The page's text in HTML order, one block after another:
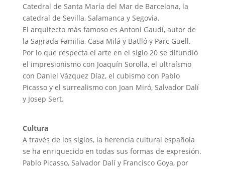
Catedral de Santa María del Mar de Barcelona, la
catedral de Sevilla, Salamanca y Segovia.
El arquitecto más famoso es Antoni Gaudí, autor de
la Sagrada Familia, Casa Milá y Batlló y Parc Guell.
Por lo que respecta el arte en el siglo 20 se difundió
el impresionismo con Joaquín Sorolla, el ultraísmo
con Daniel Vázquez Díaz, el cubismo con Pablo
Picasso y el surrealismo con Joan Miró, Salvador Dalí
y Josep Sert.
Cultura
A través de los siglos, la herencia cultural española
se ha enriquecido en todas sus formas de expresión.
Pablo Picasso, Salvador Dalí y Francisco Goya, por